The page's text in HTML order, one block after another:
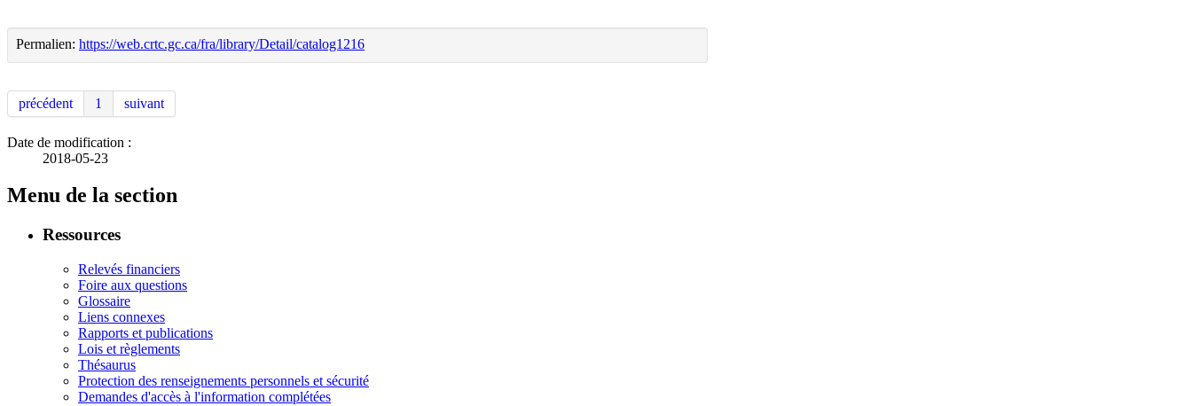
Permalien: https://web.crtc.gc.ca/fra/library/Detail/catalog1216
précédent 1 suivant
Date de modification :
2018-05-23
Menu de la section
Ressources
Relevés financiers
Foire aux questions
Glossaire
Liens connexes
Rapports et publications
Lois et règlements
Thésaurus
Protection des renseignements personnels et sécurité
Demandes d'accès à l'information complétées